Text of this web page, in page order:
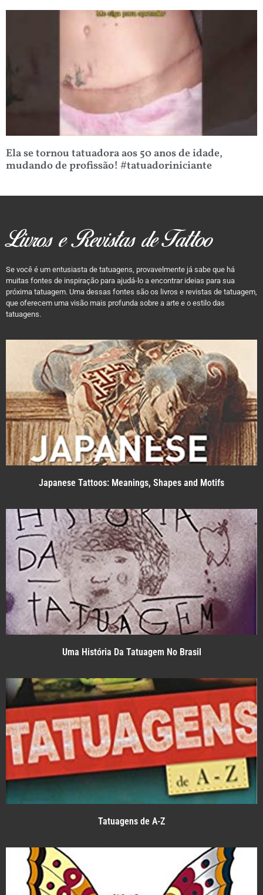
Ela se tornou tatuadora aos 50 anos de idade,
mudando de profissão! #tatuadoriniciante
Livros e Revistas de Tattoo
Se você é um entusiasta de tatuagens, provavelmente já sabe que há
muitas fontes de inspiração para ajudá-lo a encontrar ideias para sua
próxima tatuagem. Uma dessas fontes são os livros e revistas de tatuagem,
que oferecem uma visão mais profunda sobre a arte e o estilo das
tatuagens.
Japanese Tattoos: Meanings, Shapes and Motifs
Uma História Da Tatuagem No Brasil
Tatuagens de A-Z